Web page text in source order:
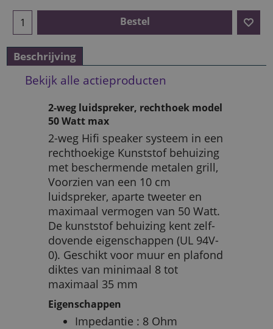
Bestel
Beschrijving
Bekijk alle actieproducten
2-weg luidspreker, rechthoek model
50 Watt max
2-weg Hifi speaker systeem in een
rechthoekige Kunststof behuizing
met beschermende metalen grill,
Voorzien van een 10 cm
luidspreker, aparte tweeter en
maximaal vermogen van 50 Watt.
De kunststof behuizing kent zelf-
dovende eigenschappen (UL 94V-
0). Geschikt voor muur en plafond
diktes van minimaal 8 tot
maximaal 35 mm
Eigenschappen
Impedantie : 8 Ohm